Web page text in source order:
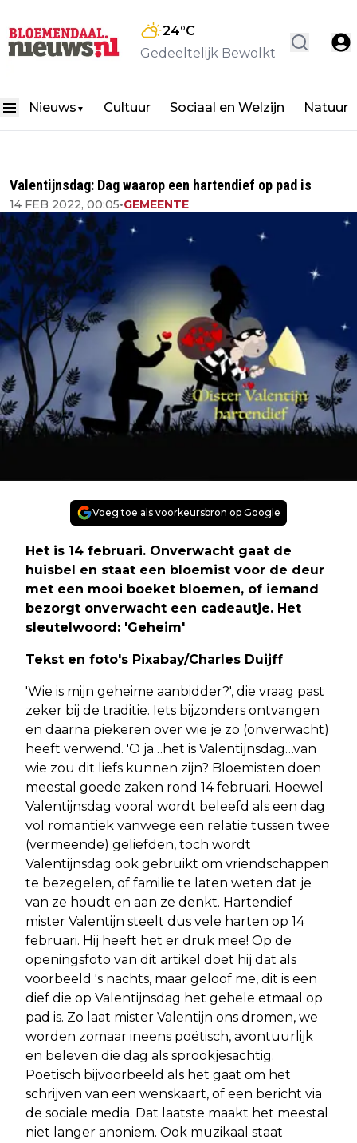
24°C
Gedeeltelijk Bewolkt
Nieuws ▼ Cultuur Sociaal en Welzijn Natuur
Valentijnsdag: Dag waarop een hartendief op pad is
14 FEB 2022, 00:05•GEMEENTE
Voeg toe als voorkeursbron op Google
Het is 14 februari. Onverwacht gaat de
huisbel en staat een bloemist voor de deur
met een mooi boeket bloemen, of iemand
bezorgt onverwacht een cadeautje. Het
sleutelwoord: 'Geheim'
Tekst en foto's Pixabay/Charles Duijff
'Wie is mijn geheime aanbidder?', die vraag past
zeker bij de traditie. Iets bijzonders ontvangen
en daarna piekeren over wie je zo (onverwacht)
heeft verwend. 'O ja…het is Valentijnsdag…van
wie zou dit liefs kunnen zijn? Bloemisten doen
meestal goede zaken rond 14 februari. Hoewel
Valentijnsdag vooral wordt beleefd als een dag
vol romantiek vanwege een relatie tussen twee
(vermeende) geliefden, toch wordt
Valentijnsdag ook gebruikt om vriendschappen
te bezegelen, of familie te laten weten dat je
van ze houdt en aan ze denkt. Hartendief
mister Valentijn steelt dus vele harten op 14
februari. Hij heeft het er druk mee! Op de
openingsfoto van dit artikel doet hij dat als
voorbeeld 's nachts, maar geloof me, dit is een
dief die op Valentijnsdag het gehele etmaal op
pad is. Zo laat mister Valentijn ons dromen, we
worden zomaar ineens poëtisch, avontuurlijk
en beleven die dag als sprookjesachtig.
Poëtisch bijvoorbeeld als het gaat om het
schrijven van een wenskaart, of een bericht via
de sociale media. Dat laatste maakt het meestal
niet langer anoniem. Ook muzikaal staat